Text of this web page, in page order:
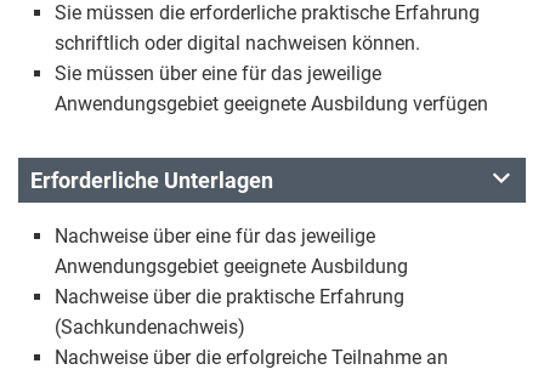
Sie müssen die erforderliche praktische Erfahrung
schriftlich oder digital nachweisen können.
Sie müssen über eine für das jeweilige
Anwendungsgebiet geeignete Ausbildung verfügen
Erforderliche Unterlagen
Nachweise über eine für das jeweilige
Anwendungsgebiet geeignete Ausbildung
Nachweise über die praktische Erfahrung
(Sachkundenachweis)
Nachweise über die erfolgreiche Teilnahme an